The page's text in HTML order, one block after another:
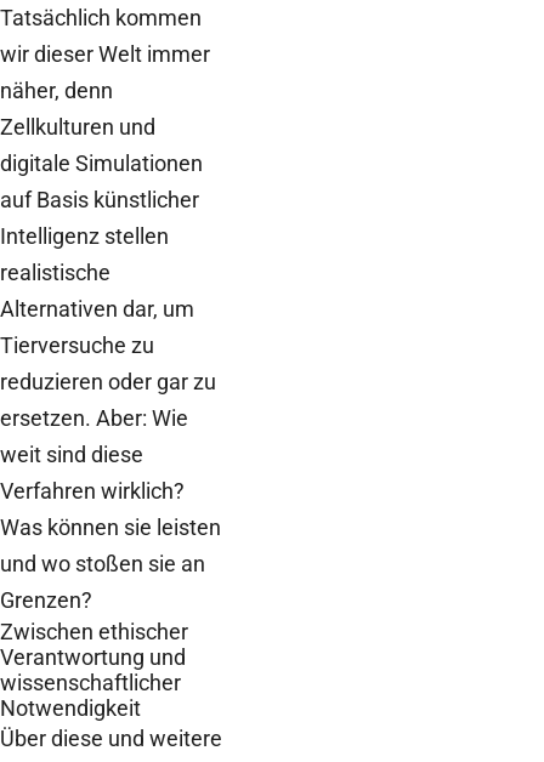
Tatsächlich kommen
wir dieser Welt immer
näher, denn
Zellkulturen und
digitale Simulationen
auf Basis künstlicher
Intelligenz stellen
realistische
Alternativen dar, um
Tierversuche zu
reduzieren oder gar zu
ersetzen. Aber: Wie
weit sind diese
Verfahren wirklich?
Was können sie leisten
und wo stoßen sie an
Grenzen?
Zwischen ethischer
Verantwortung und
wissenschaftlicher
Notwendigkeit
Über diese und weitere